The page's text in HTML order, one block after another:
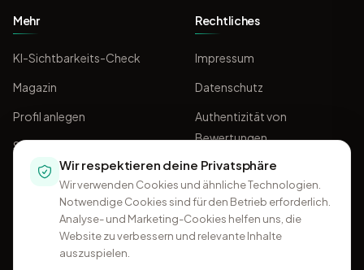
Mehr
KI-Sichtbarkeits-Check
Magazin
Profil anlegen
Sponsoring
Rechtliches
Impressum
Datenschutz
Authentizität von
Bewertungen
AGB
Wir respektieren deine Privatsphäre
Wir verwenden Cookies und ähnliche Technologien.
Notwendige Cookies sind für den Betrieb erforderlich.
Analyse- und Marketing-Cookies helfen uns, die
Website zu verbessern und relevante Inhalte
auszuspielen.